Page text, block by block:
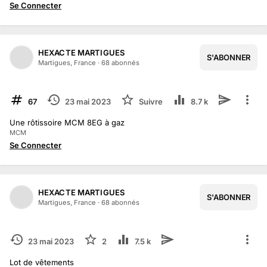
Se Connecter
HEXACTE MARTIGUES
Martigues, France · 68 abonnés
S'ABONNER
TERMINÉ
1/2
67 23 mai 2023 Suivre 8.7 k
Une rôtissoire MCM 8EG à gaz
MCM
Se Connecter
HEXACTE MARTIGUES
Martigues, France · 68 abonnés
S'ABONNER
TERMINÉ23 mai 2023 2 7.5 k
Lot de vêtements